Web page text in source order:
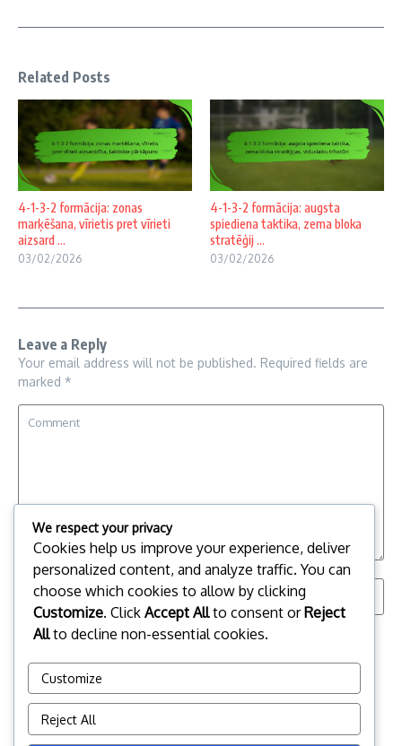
Related Posts
4-1-3-2 formācija: zonas
marķēšana, vīrietis pret vīrieti
aizsard ...
03/02/2026
4-1-3-2 formācija: augsta
spiediena taktika, zema bloka
stratēģij ...
03/02/2026
Leave a Reply
Your email address will not be published. Required fields are
marked *
Save my name, email, and website in this browser for the
We respect your privacy
Cookies help us improve your experience, deliver
personalized content, and analyze traffic. You can
choose which cookies to allow by clicking
Customize. Click Accept Allto consent orReject
Allto decline non-essential cookies.
Customize
Reject All